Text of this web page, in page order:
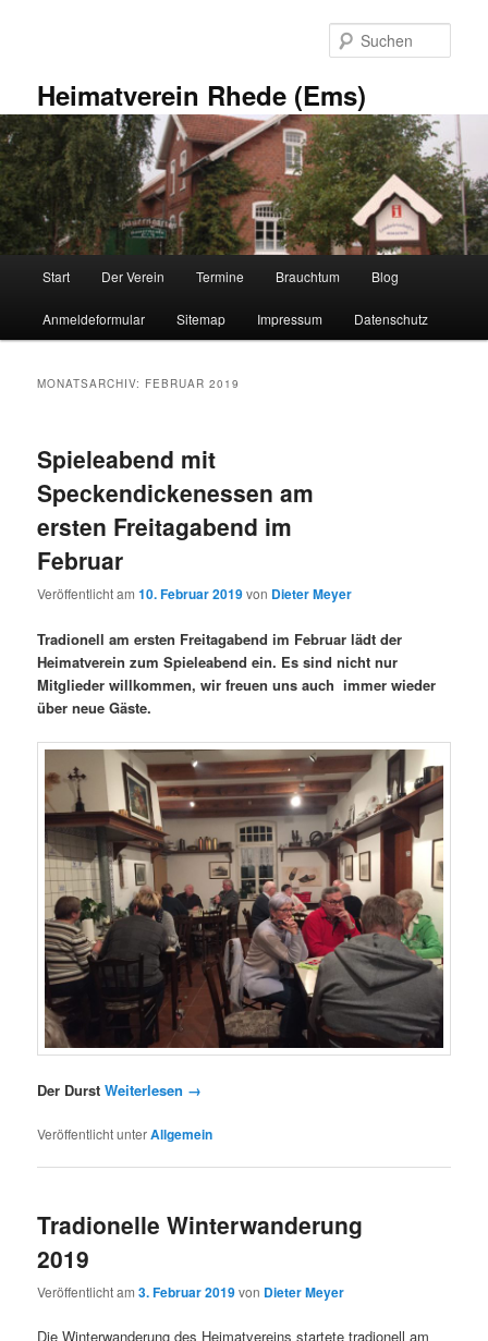
Heimatverein Rhede (Ems)
Start Der Verein Termine Brauchtum Blog
Anmeldeformular Sitemap Impressum Datenschutz
MONATSARCHIV: FEBRUAR 2019
Spieleabend mit
Speckendickenessen am
ersten Freitagabend im
Februar
Veröffentlicht am10. Februar 2019von Dieter Meyer
Tradionell am ersten Freitagabend im Februar lädt der
Heimatverein zum Spieleabend ein. Es sind nicht nur
Mitglieder willkommen, wir freuen uns auch immer wieder
über neue Gäste.
Der DurstWeiterlesen →
Veröffentlicht unterAllgemein
Tradionelle Winterwanderung
2019
Veröffentlicht am3. Februar 2019von Dieter Meyer
Die Winterwanderung des Heimatvereins startete tradionell am